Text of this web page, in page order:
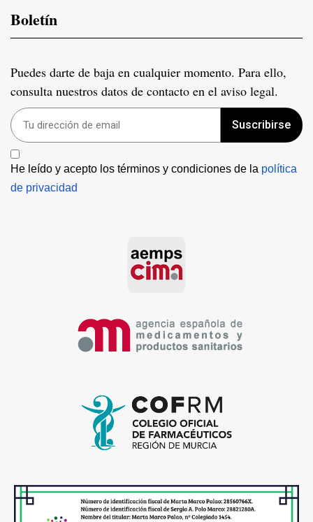
Boletín
Puedes darte de baja en cualquier momento. Para ello,
consulta nuestros datos de contacto en el aviso legal.
Suscribirse
He leído y acepto los términos y condiciones de la política
de privacidad